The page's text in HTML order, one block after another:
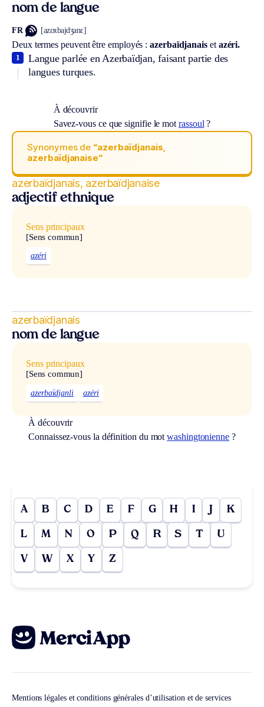
nom de langue
FR [azɛʀbajdʒanɛ]
Deux termes peuvent être employés :azerbaïdjanais etazéri.
Langue parlée en Azerbaïdjan, faisant partie des
langues turques.
1
À découvrir
Savez-vous ce que signifie le mot rassoul ?
Synonymes de “azerbaïdjanais,
azerbaïdjanaise“
azerbaïdjanais, azerbaïdjanaise
adjectif ethnique
Sens principaux
[Sens commun]
azéri
azerbaïdjanais
nom de langue
Sens principaux
[Sens commun]
azerbaïdjanli azéri
À découvrir
Connaissez-vous la définition du motwashingtonienne ?
A B C D E F G H I J K
L M N O P Q R S T U
V W X Y Z
Mentions légales et conditions générales d’utilisation et de services